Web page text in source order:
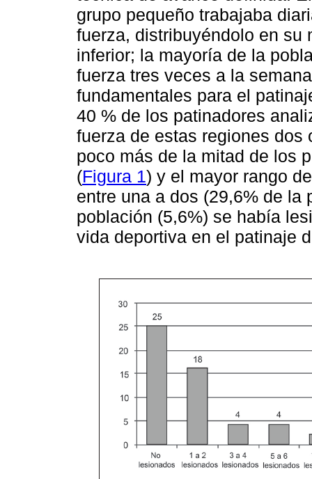
grupo pequeño trabajaba
fuerza, distribuyéndolo en su
inferior; la mayoría de la
fuerza tres veces a la
fundamentales para el
40 % de los patinadores
fuerza de estas regiones
poco más de la mitad de los
(Figura 1) y el mayor rango
entre una a dos (29,6% de la
población (5,6%) se había
vida deportiva en el patinaje